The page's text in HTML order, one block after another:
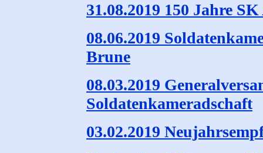
31.08.2019 150 Jahre
08.06.2019
Brune
08.03.2019
Soldatenkameradschaft
03.02.2019